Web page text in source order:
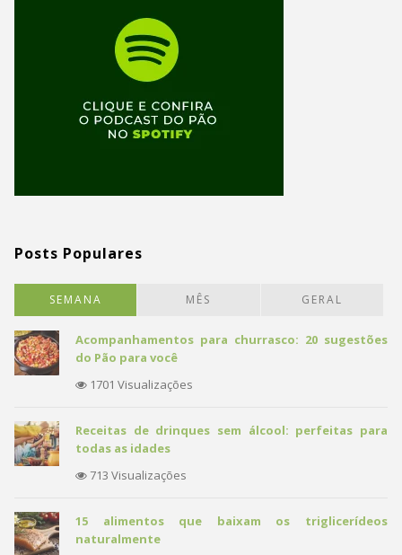
Posts Populares
SEMANA MÊS GERAL
Acompanhamentos para churrasco: 20 sugestões
do Pão para você
1701 Visualizações
Receitas de drinques sem álcool: perfeitas para
todas as idades
713 Visualizações
15 alimentos que baixam os triglicerídeos
naturalmente